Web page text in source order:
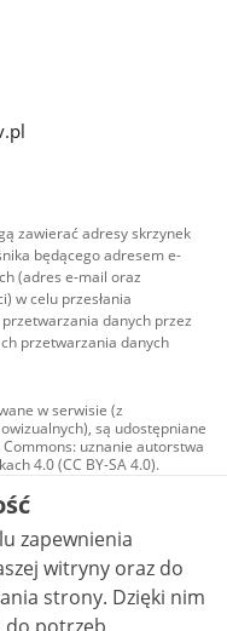
zawierać adresy skrzynek
będącego adresem e-
(adres e-mail oraz
w celu przesłania
przetwarzania danych przez
przetwarzania danych
w serwisie (z
są udostępniane
uznanie autorstwa
4.0 (CC BY-SA 4.0).
w tym zdjęcia, materiały
na licencji typu
autorstwa użycie
zależnych 4.0 (CC BY-
stwierdzone inaczej.
zapewnienia
witryny oraz do
Dzięki nim